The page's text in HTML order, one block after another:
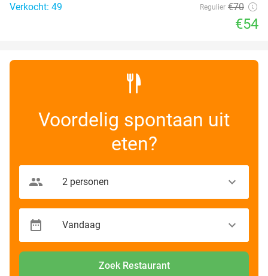
Verkocht: 49 Regulier €70
€54
Voordelig spontaan uit
eten?
Zoek Restaurant